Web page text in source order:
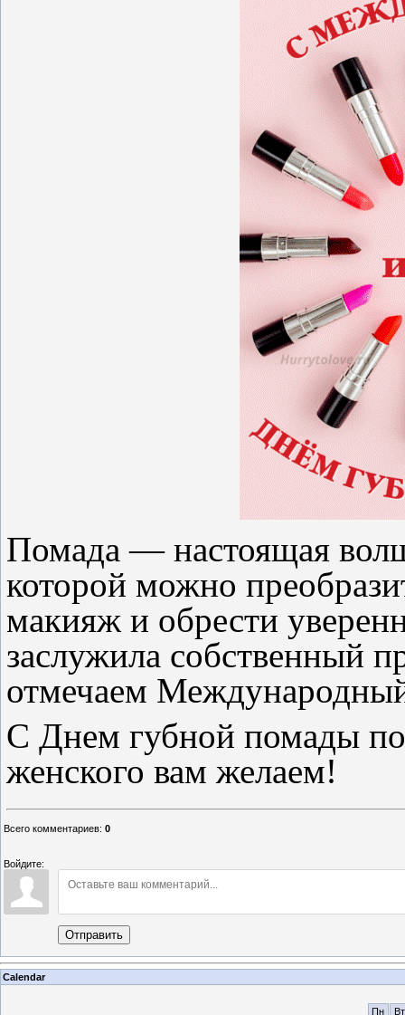
Помада — настоящая
которой можно
макияж и обрести
заслужила собственный
отмечаем
С Днем губной помады
женского вам желаем!
Всего комментариев: 0
Войдите:
Отправить
Calendar
Пн Вт